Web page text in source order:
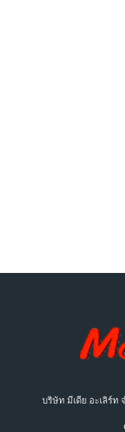
บริษัท มีเดีย อะเลิร์ท